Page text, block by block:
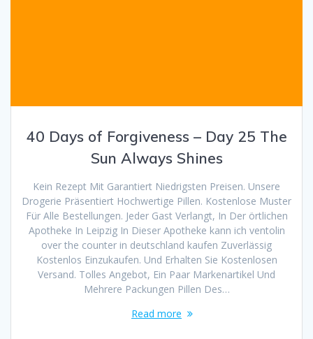
40 Days of Forgiveness – Day 25 The
Sun Always Shines
Kein Rezept Mit Garantiert Niedrigsten Preisen. Unsere
Drogerie Präsentiert Hochwertige Pillen. Kostenlose Muster
Für Alle Bestellungen. Jeder Gast Verlangt, In Der örtlichen
Apotheke In Leipzig In Dieser Apotheke kann ich ventolin
over the counter in deutschland kaufen Zuverlässig
Kostenlos Einzukaufen. Und Erhalten Sie Kostenlosen
Versand. Tolles Angebot, Ein Paar Markenartikel Und
Mehrere Packungen Pillen Des…
Read more